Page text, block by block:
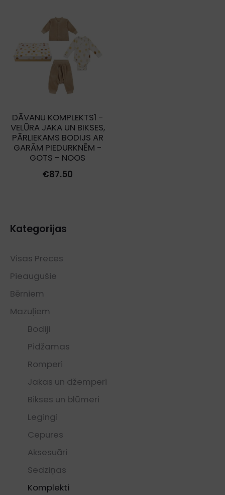
DĀVANU KOMPLEKTS1 -
VELŪRA JAKA UN BIKSES,
PĀRLIEKAMS BODIJS AR
GARĀM PIEDURKNĒM -
GOTS - NOOS
€87.50
Kategorijas
Visas Preces
Pieaugušie
Bērniem
Mazuļiem
Bodiji
Pidžamas
Romperi
Jakas un džemperi
Bikses un blūmeri
Legingi
Cepures
Aksesuāri
Sedziņas
Komplekti